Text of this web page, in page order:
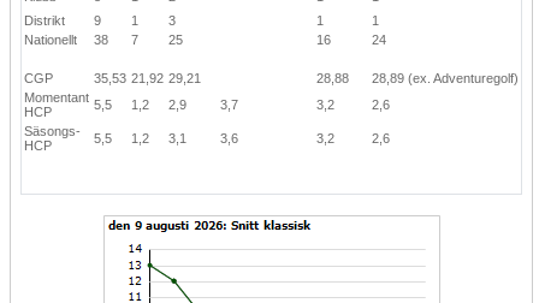
Distrikt
9 1 3 1
1
Nationellt
38 7 25 16 24
CGP 35,53 21,92 29,21 28,88 28,89 (ex. Adventuregolf)
Momentant
HCP
5,5 1,2 2,9 3,7 3,2
2,6
Säsongs-
HCP
5,5 1,2 3,1 3,6 3,2 2,6